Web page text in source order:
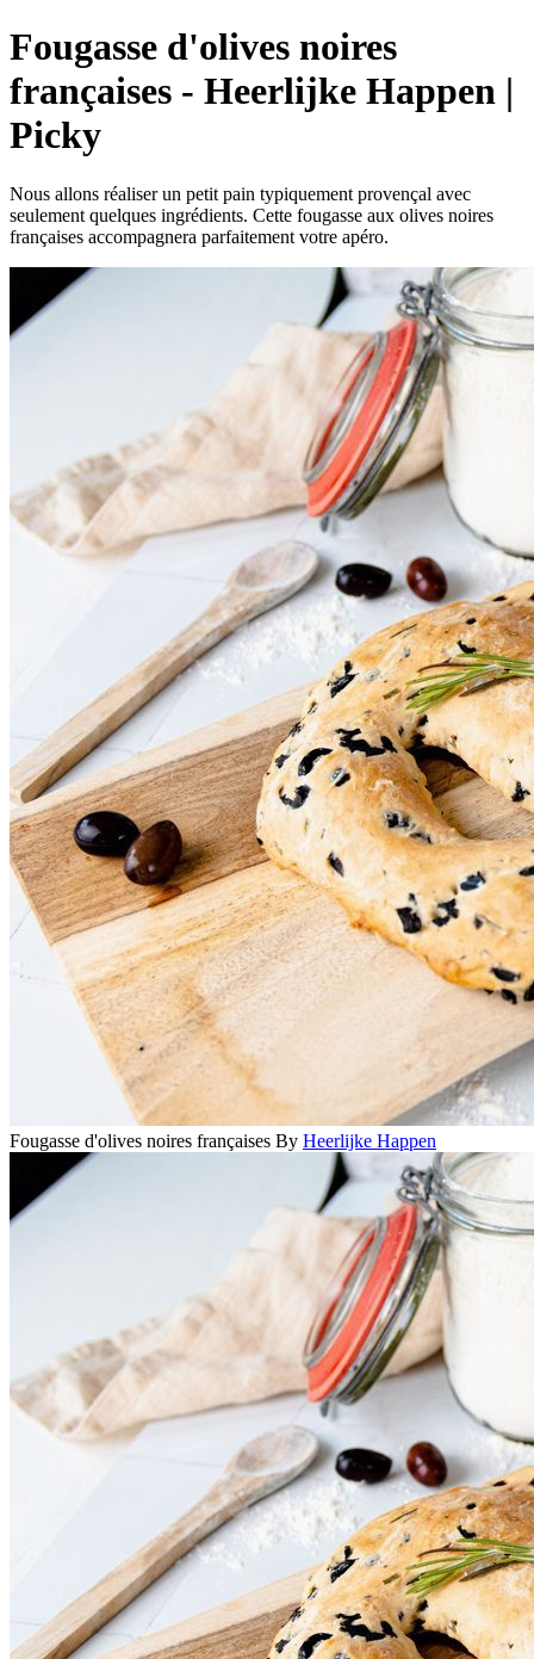
Fougasse d'olives noires
françaises - Heerlijke Happen |
Picky
Nous allons réaliser un petit pain typiquement provençal avec
seulement quelques ingrédients. Cette fougasse aux olives noires
françaises accompagnera parfaitement votre apéro.
Fougasse d'olives noires françaises By Heerlijke Happen